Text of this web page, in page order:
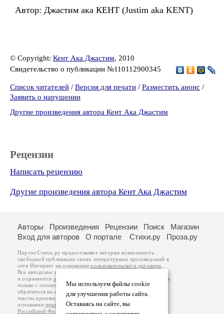
Автор: Джастим ака КЕНТ (Justim aka KENT)
© Copyright: Кент Ака Джастим, 2010
Свидетельство о публикации №110112900345
Список читателей / Версия для печати / Разместить анонс /
Заявить о нарушении
Другие произведения автора Кент Ака Джастим
Рецензии
Написать рецензию
Другие произведения автора Кент Ака Джастим
Мы используем файлы cookie
для улучшения работы сайта.
Оставаясь на сайте, вы
Авторы Произведения Рецензии Поиск
Магазин
Вход для авторов
О портале Стихи.ру Проза.ру
Портал Стихи.ру предоставляет авторам возможность
свободной публикации своих литературных произведений в
сети Интернет на основаниипользовательского договора
Все авторские права на произведения принадлежат авторам
и охраняются законом
. Перепечатка произведений возможна
только с согласия его автора, к которому вы можете
обратиться на его авторской странице. Ответственность за
тексты произведений авторы несут самостоятельно на
основанииправил публикацииизаконодательства
Российской Федерации